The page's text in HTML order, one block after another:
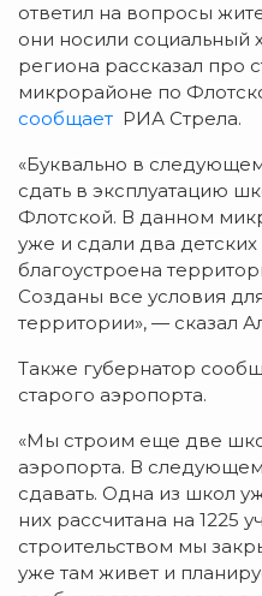
ответил на вопросы
они носили социальный
региона рассказал про
микрорайоне по
сообщает РИА Стрела.
«Буквально в
сдать в эксплуатацию
Флотской. В данном
уже и сдали два
благоустроена
Созданы все условия
территории», — сказал
Также губернатор
старого аэропорта.
«Мы строим еще две
аэропорта. В
сдавать. Одна из школ
них рассчитана на 1225
строительством мы
уже там живет и